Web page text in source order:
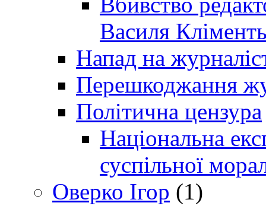
Василя
Напад на
Перешкоджання
Політична цензура
Національна
суспільної
Оверко Ігор (1)